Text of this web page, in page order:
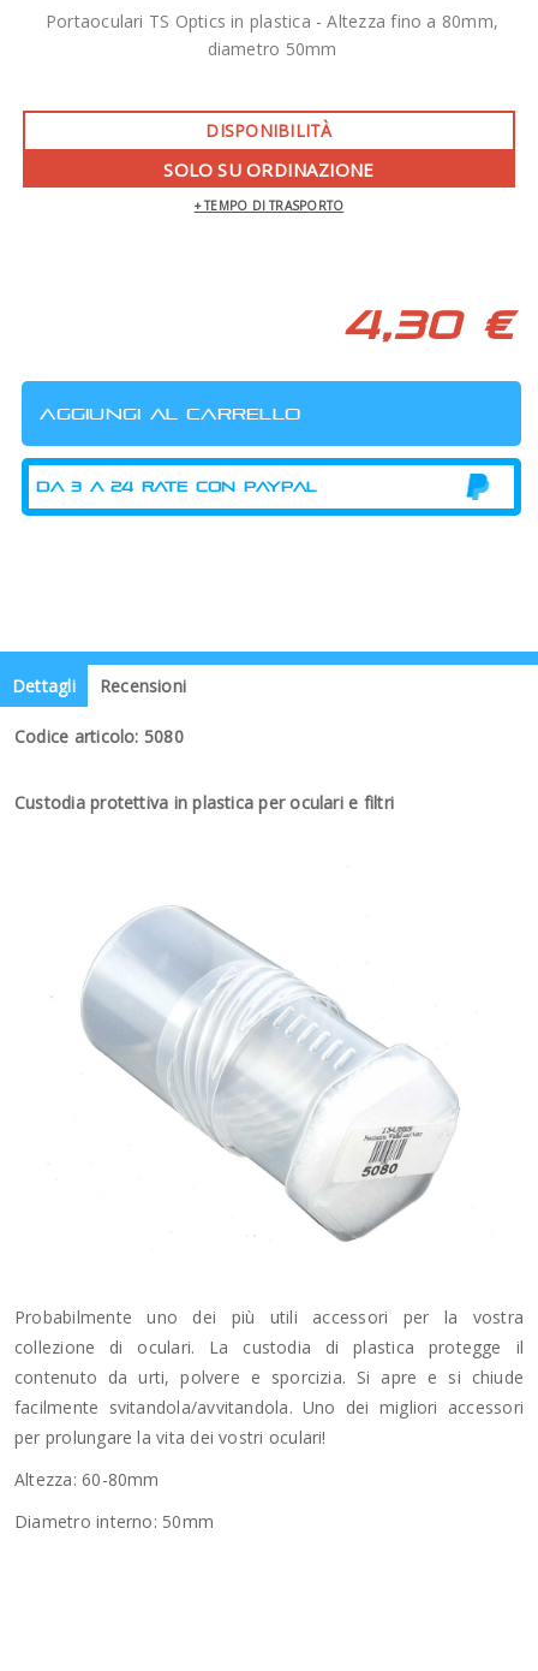
Portaoculari TS Optics in plastica - Altezza fino a 80mm,
diametro 50mm
DISPONIBILITÀ
SOLO SU ORDINAZIONE
+ TEMPO DI TRASPORTO
4,30 €
Dettagli Recensioni
Codice articolo: 5080
Custodia protettiva in plastica per oculari e filtri
Probabilmente uno dei più utili accessori per la vostra
collezione di oculari. La custodia di plastica protegge il
contenuto da urti, polvere e sporcizia. Si apre e si chiude
facilmente svitandola/avvitandola. Uno dei migliori accessori
per prolungare la vita dei vostri oculari!
Altezza: 60-80mm
Diametro interno: 50mm